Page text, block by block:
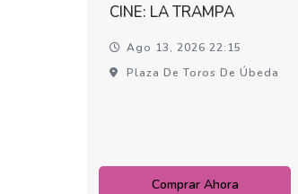
CINE: LA TRAMPA
Ago 13, 2026 22:15
Plaza De Toros De Úbeda
Comprar Ahora